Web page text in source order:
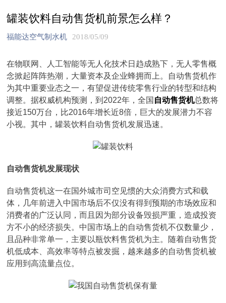
罐装饮料自动售货机前景怎么样？
福能达空气制水机 2018/05/09
在物联网、人工智能等无人化技术日趋成熟下，无人零售概
念掀起阵阵热潮，大量资本及企业蜂拥而上。自动售货机作
为其中重要业态之一，有望促进传统零售行业的转型和结构
调整。据权威机构预测，到2022年，全国 自动售货机总数将
接近150万台，比2016年增长近8倍，巨大的发展潜力不容
小视。其中，罐装饮料自动售货机发展迅速。
自动售货机发展现状
自动售货机这一在国外城市司空见惯的大众消费方式和载
体，几年前进入中国市场后不仅没有得到预期的市场效应和
消费者的广泛认同，而且因为部分设备毁损严重，造成投资
方不小的经济损失。中国市场上的自动售货机不仅数量少，
且品种非常单一，主要以瓶饮料售货机为主。随着自动售货
机低成本、高效率等特点被发掘，越来越多的自动售货机被
应用到高流量点位。